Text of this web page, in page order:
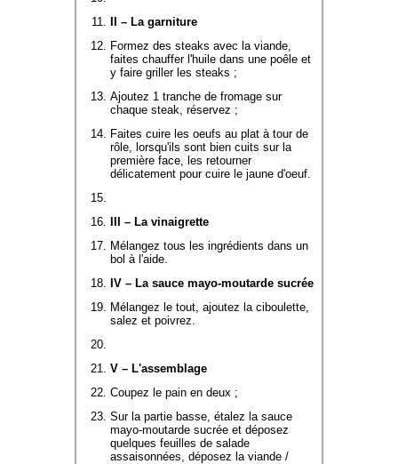
II – La garniture
Formez des steaks avec la viande,
faites chauffer l'huile dans une poêle et
y faire griller les steaks ;
Ajoutez 1 tranche de fromage sur
chaque steak, réservez ;
Faites cuire les oeufs au plat à tour de
rôle, lorsqu'ils sont bien cuits sur la
première face, les retourner
délicatement pour cuire le jaune d'oeuf.
III – La vinaigrette
Mélangez tous les ingrédients dans un
bol à l'aide.
IV – La sauce mayo-moutarde sucrée
Mélangez le tout, ajoutez la ciboulette,
salez et poivrez.
V – L'assemblage
Coupez le pain en deux ;
Sur la partie basse, étalez la sauce
mayo-moutarde sucrée et déposez
quelques feuilles de salade
assaisonnées, déposez la viande /